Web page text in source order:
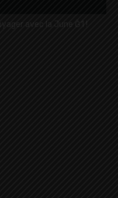
avec la June Ğ1 !